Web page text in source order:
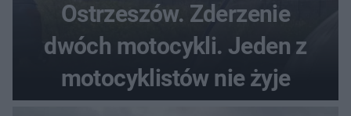
Ostrzeszów. Zderzenie
dwóch motocykli. Jeden z
motocyklistów nie żyje